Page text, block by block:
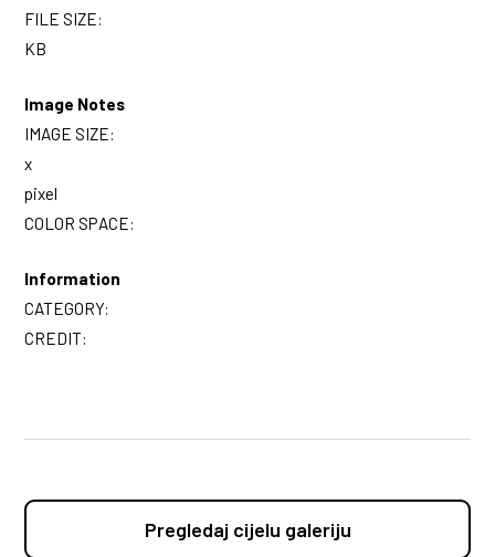
FILE SIZE:
KB
Image Notes
IMAGE SIZE:
x
pixel
COLOR SPACE:
Information
CATEGORY:
CREDIT:
Pregledaj cijelu galeriju